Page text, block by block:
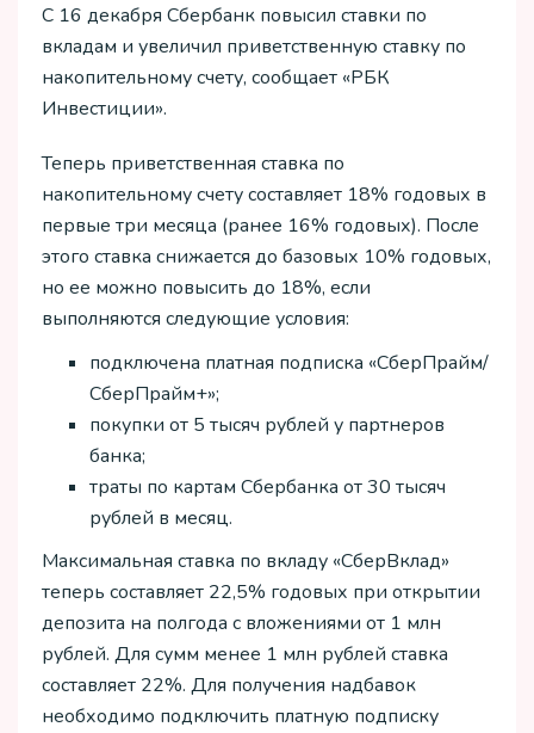
С 16 декабря Сбербанк повысил ставки по
вкладам и увеличил приветственную ставку по
накопительному счету, сообщает «РБК
Инвестиции».
Теперь приветственная ставка по
накопительному счету составляет 18% годовых в
первые три месяца (ранее 16% годовых). После
этого ставка снижается до базовых 10% годовых,
но ее можно повысить до 18%, если
выполняются следующие условия:
подключена платная подписка «СберПрайм/
СберПрайм+»;
покупки от 5 тысяч рублей у партнеров
банка;
траты по картам Сбербанка от 30 тысяч
рублей в месяц.
Максимальная ставка по вкладу «СберВклад»
теперь составляет 22,5% годовых при открытии
депозита на полгода с вложениями от 1 млн
рублей. Для сумм менее 1 млн рублей ставка
составляет 22%. Для получения надбавок
необходимо подключить платную подписку